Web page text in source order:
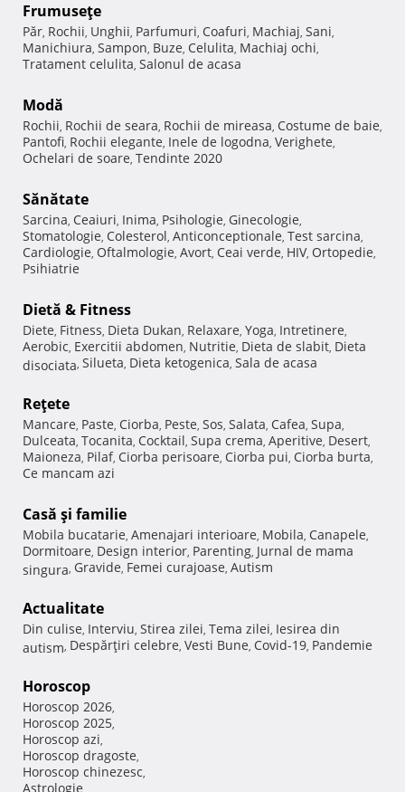
Frumuseţe
Păr, Rochii, Unghii, Parfumuri, Coafuri, Machiaj, Sani,
Manichiura, Sampon, Buze, Celulita, Machiaj ochi,
Tratament celulita, Salonul de acasa
Modă
Rochii, Rochii de seara, Rochii de mireasa, Costume de baie,
Pantofi, Rochii elegante, Inele de logodna, Verighete,
Ochelari de soare, Tendinte 2020
Sănătate
Sarcina, Ceaiuri, Inima, Psihologie, Ginecologie,
Stomatologie, Colesterol, Anticonceptionale, Test sarcina,
Cardiologie, Oftalmologie, Avort, Ceai verde, HIV, Ortopedie,
Psihiatrie
Dietă & Fitness
Diete, Fitness, Dieta Dukan, Relaxare, Yoga, Intretinere,
Aerobic, Exercitii abdomen, Nutritie, Dieta de slabit, Dieta
disociata, Silueta, Dieta ketogenica, Sala de acasa
Reţete
Mancare, Paste, Ciorba, Peste, Sos, Salata, Cafea, Supa,
Dulceata, Tocanita, Cocktail, Supa crema, Aperitive, Desert,
Maioneza, Pilaf, Ciorba perisoare, Ciorba pui, Ciorba burta,
Ce mancam azi
Casă şi familie
Mobila bucatarie, Amenajari interioare, Mobila, Canapele,
Dormitoare, Design interior, Parenting, Jurnal de mama
singura, Gravide, Femei curajoase, Autism
Actualitate
Din culise, Interviu, Stirea zilei, Tema zilei, Iesirea din
autism, Despărţiri celebre, Vesti Bune, Covid-19, Pandemie
Horoscop
Horoscop 2026,
Horoscop 2025,
Horoscop azi,
Horoscop dragoste,
Horoscop chinezesc,
Astrologie